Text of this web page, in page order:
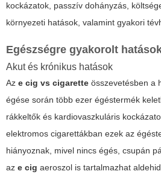
kockázatok, passzív dohányzás,
környezeti hatások, valamint gyakori
Egészségre gyakorolt
Akut és krónikus hatások
Az e cig vs cigarette összevetésben a
égése során több ezer égéstermék
rákkeltők és kardiovaszkuláris
elektromos cigarettákban ezek az
hiányoznak, mivel nincs égés, csupán
az e cig aeroszol is tartalmazhat